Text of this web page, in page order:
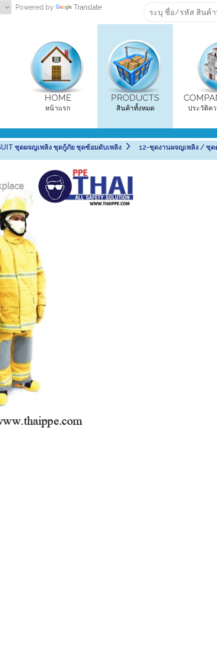
Powered by Translate
HOME
หน้าแรก
PRODUCTS
สินค้าทั้งหมด ประวัติค
ชุดผจญเพลิง ชุดกู้ภัย ชุดซ้อมดับเพลิง
12-ชุดงานผจญเพลิง / ชุด